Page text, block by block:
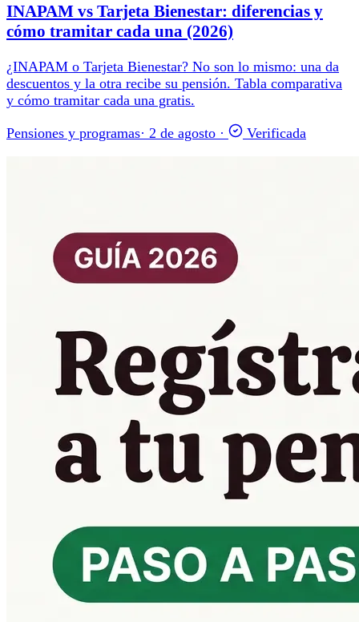
INAPAM vs Tarjeta Bienestar: diferencias y
cómo tramitar cada una (2026)
¿INAPAM o Tarjeta Bienestar? No son lo mismo: una da
descuentos y la otra recibe su pensión. Tabla comparativa
y cómo tramitar cada una gratis.
Pensiones y programas· 2 de agosto · Verificada